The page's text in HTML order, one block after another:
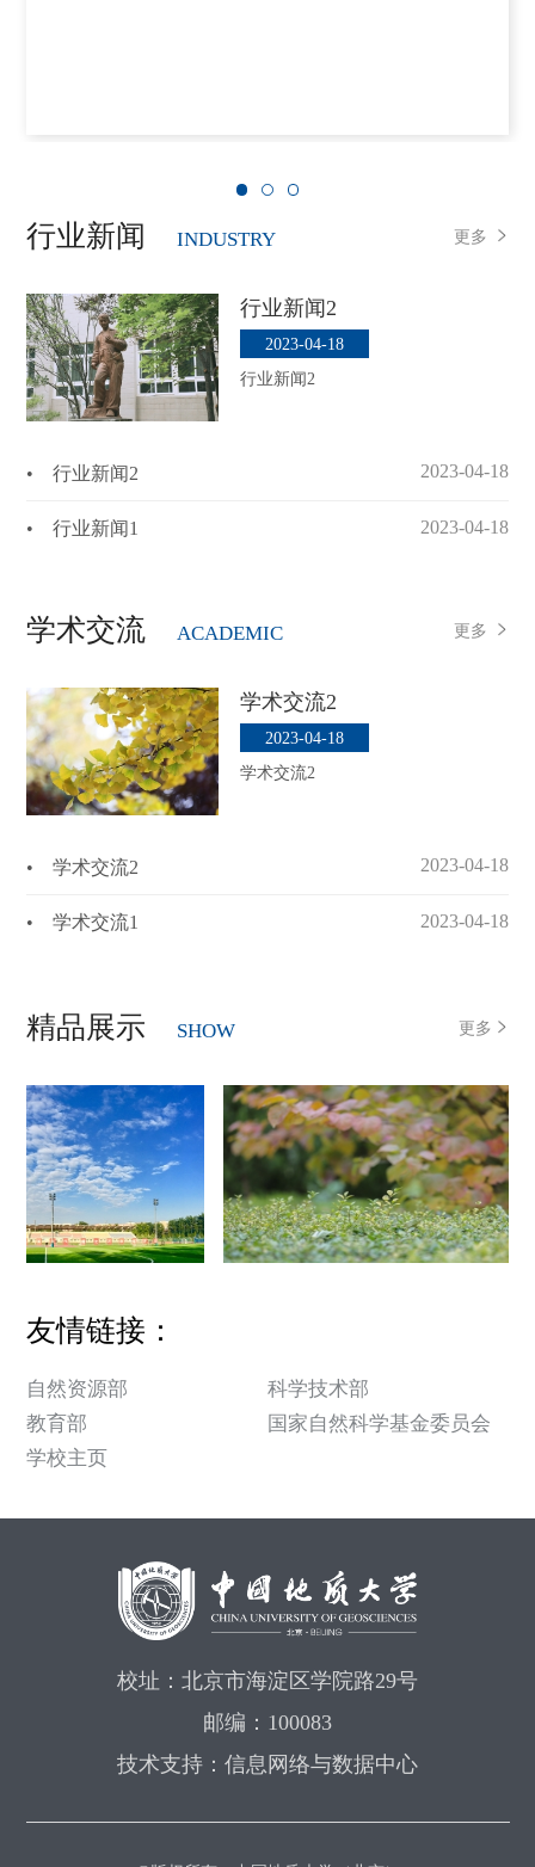
行业新闻 INDUSTRY 更多
行业新闻2
2023-04-18
行业新闻2
• 行业新闻2 2023-04-18
• 行业新闻1 2023-04-18
学术交流 ACADEMIC 更多
学术交流2
2023-04-18
学术交流2
• 学术交流2 2023-04-18
• 学术交流1 2023-04-18
精品展示 SHOW 更多
友情链接：
自然资源部
科学技术部
教育部
国家自然科学基金委员会
学校主页
校址：北京市海淀区学院路29号
邮编：100083
技术支持：信息网络与数据中心